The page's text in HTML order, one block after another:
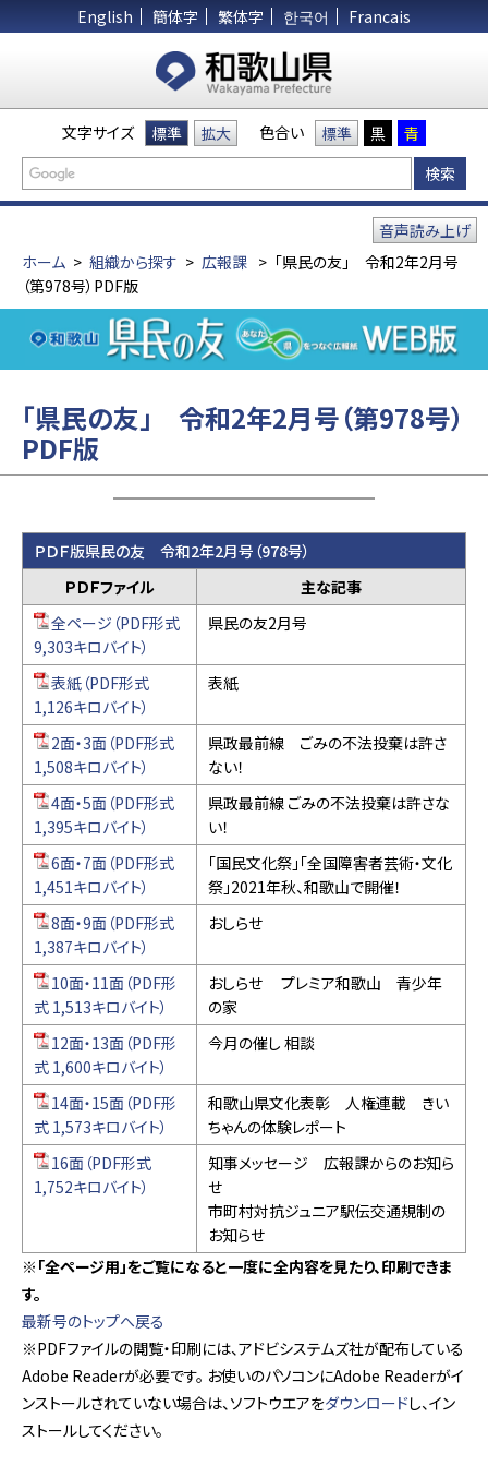
English 簡体字 繁体字 한국어 Francais
文字サイズ 標準 拡大 色合い 標準 黒 青
ホーム > 組織から探す > 広報課 > 「県民の友」 令和2年2月号
（第978号）PDF版
音声読み上げ
「県民の友」 令和2年2月号（第978号）
PDF版
ＰＤＦ版県民の友 令和2年2月号（978号）
ＰＤＦファイル
主な記事
全ページ（PDF形式
9,303キロバイト）
県民の友2月号
表紙（PDF形式
1,126キロバイト）
表紙
2面・3面（PDF形式
1,508キロバイト）
県政最前線 ごみの不法投棄は許さ
ない！
4面・5面（PDF形式
1,395キロバイト）
県政最前線 ごみの不法投棄は許さな
い！
6面・7面（PDF形式
1,451キロバイト）
「国民文化祭」「全国障害者芸術・文化
祭」2021年秋、和歌山で開催！
8面・9面（PDF形式
1,387キロバイト）
おしらせ
10面・11面（PDF形
式 1,513キロバイト）
おしらせ プレミア和歌山 青少年
の家
12面・13面（PDF形
式 1,600キロバイト）
今月の催し 相談
14面・15面（PDF形
式 1,573キロバイト）
和歌山県文化表彰 人権連載 きい
ちゃんの体験レポート
16面（PDF形式
1,752キロバイト）
知事メッセージ 広報課からのお知ら
せ
市町村対抗ジュニア駅伝交通規制の
お知らせ
※「全ページ用」をご覧になると一度に全内容を見たり、印刷できま
す。
最新号のトップへ戻る
※PDFファイルの閲覧・印刷には、アドビシステムズ社が配布している
Adobe Readerが必要です。 お使いのパソコンにAdobe Readerがイ
ンストールされていない場合は、ソフトウエアをダウンロードし、イン
ストールしてください。